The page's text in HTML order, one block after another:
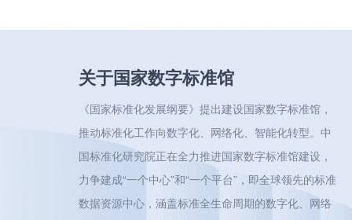
关于国家数字标准馆
《国家标准化发展纲要》提出建设国家数字标准馆，
推动标准化工作向数字化、网络化、智能化转型。中
国标准化研究院正在全力推进国家数字标准馆建设，
力争建成“一个中心”和“一个平台”，即全球领先的标准
数据资源中心，涵盖标准全生命周期的数字化、网络